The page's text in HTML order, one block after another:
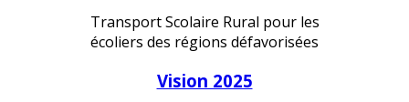
Transport Scolaire Rural pour les
écoliers des régions défavorisées
Vision 2025